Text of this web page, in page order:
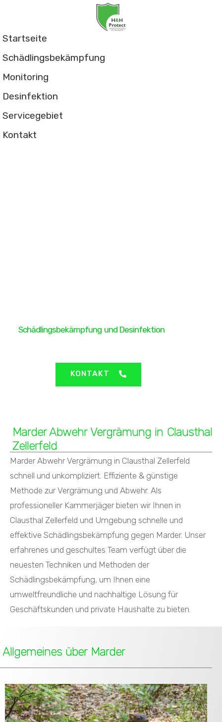
Startseite
Schädlingsbekämpfung
Monitoring
Desinfektion
Servicegebiet
Kontakt
Schädlingsbekämpfung und Desinfektion
Marder Abwehr Vergrämung in Clausthal
Zellerfeld
Marder Abwehr Vergrämung in Clausthal Zellerfeld
schnell und unkompliziert. Effiziente & günstige
Methode zur Vergrämung und Abwehr. Als
professioneller Kammerjäger bieten wir Ihnen in
Clausthal Zellerfeld und Umgebung schnelle und
effektive Schädlingsbekämpfung gegen Marder. Unser
erfahrenes und geschultes Team verfügt über die
neuesten Techniken und Methoden der
Schädlingsbekämpfung, um Ihnen eine
umweltfreundliche und nachhaltige Lösung für
Geschäftskunden und private Haushalte zu bieten.
KONTAKT
Allgemeines über Marder